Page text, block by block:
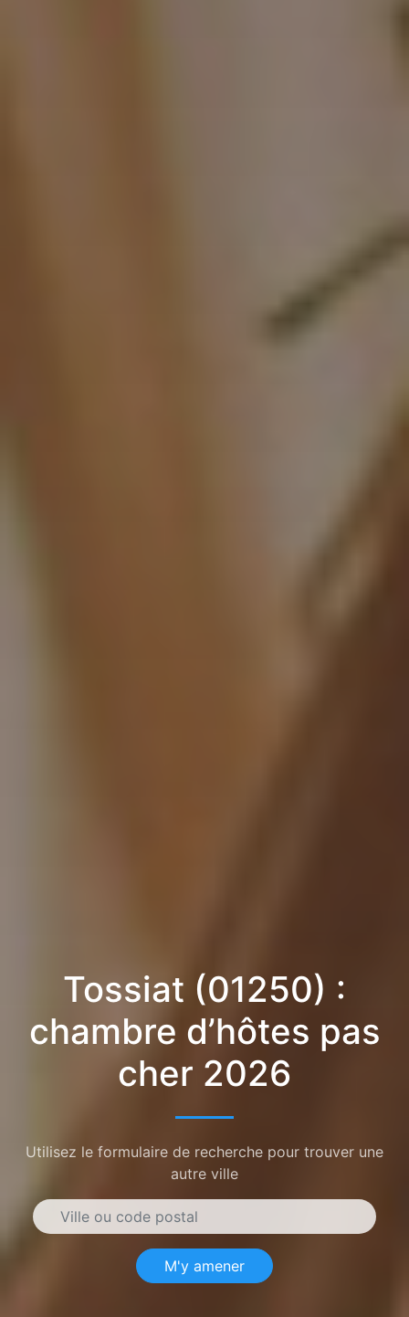
Tossiat (01250) :
chambre d’hôtes pas
cher 2026
Utilisez le formulaire de recherche pour trouver une
autre ville
M'y amener